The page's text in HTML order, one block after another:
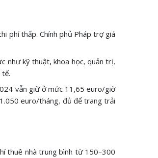
phí thấp. Chính phủ Pháp trợ giá
như kỹ thuật, khoa học, quản trị,
vẫn giữ ở mức 11,65 euro/giờ
euro/tháng, đủ để trang trải
thuê nhà trung bình từ 150–300